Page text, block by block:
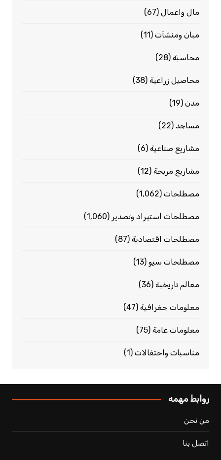
مال واعمال(67)
مبان ومنشآت(11)
محاسبة(28)
محاصيل زراعية(38)
مدن(19)
مساجد(22)
مشاريع صناعية(6)
مشاريع مربحة(12)
مصطلحات(1٬062)
مصطلحات استيراد وتصدير (1٬060)
مصطلحات اقتصادية(87)
مصطلحات سيو(13)
معالم تاريخية(36)
معلومات جغرافية(47)
معلومات عامة(75)
مناسبات واحتفالات(1)
روابط مهمه
من نحن
اتصل بنا